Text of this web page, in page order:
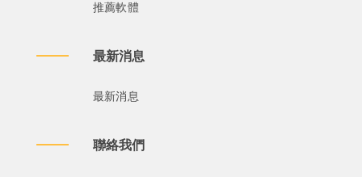
推薦軟體
最新消息
最新消息
聯絡我們